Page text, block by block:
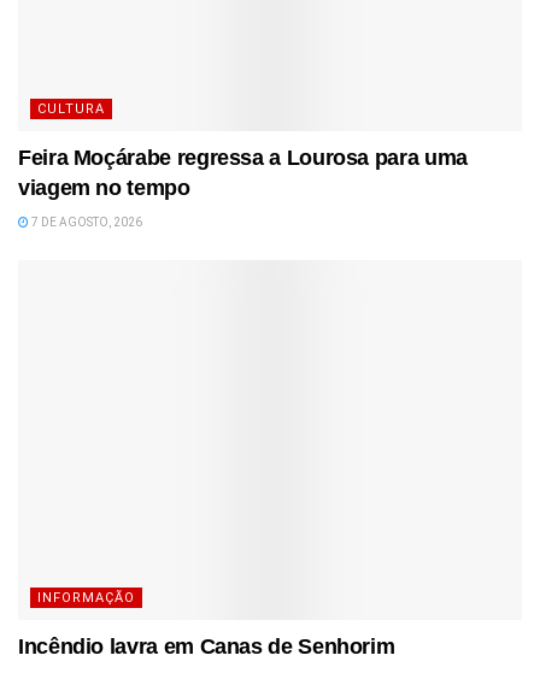
CULTURA
Feira Moçárabe regressa a Lourosa para uma
viagem no tempo
7 DE AGOSTO, 2026
INFORMAÇÃO
Incêndio lavra em Canas de Senhorim